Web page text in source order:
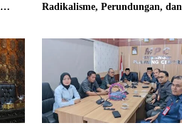
Radikalisme, Perundungan, dan